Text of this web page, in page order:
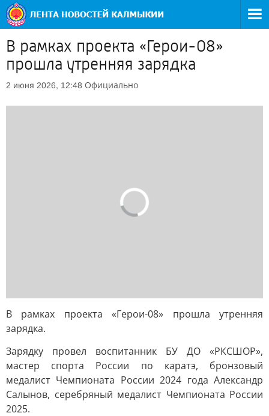
В рамках проекта «Герои-08»
прошла утренняя зарядка
2 июня 2026, 12:48 Официально
В рамках проекта «Герои-08» прошла утренняя
зарядка.
Зарядку провел воспитанник БУ ДО «РКСШОР»,
мастер спорта России по каратэ, бронзовый
медалист Чемпионата России 2024 года Александр
Салынов, серебряный медалист Чемпионата России
2025.